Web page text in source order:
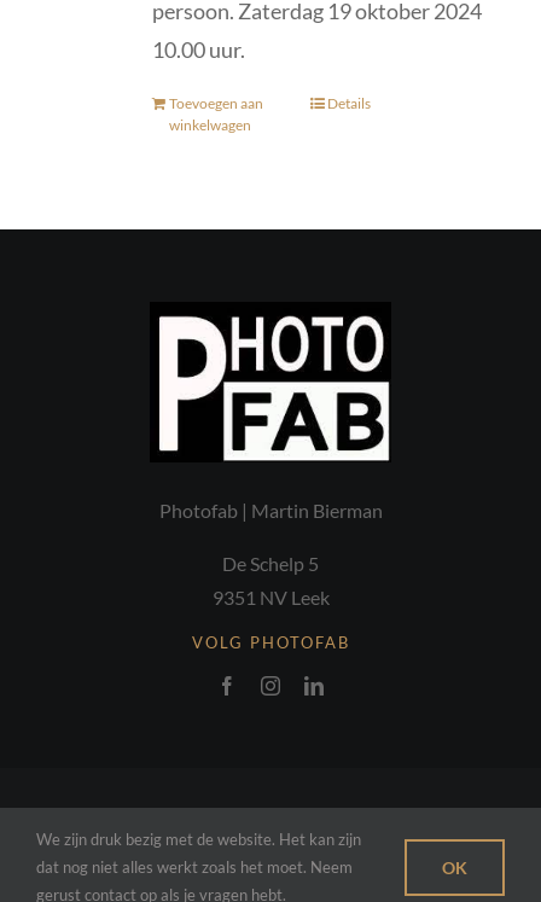
persoon. Zaterdag 19 oktober 2024
10.00 uur.
Toevoegen aan
winkelwagen
Details
Photofab | Martin Bierman
De Schelp 5
9351 NV Leek
VOLG PHOTOFAB
© Copyright 2026 | Martin BiermanPhotofab
voorbehouden
We zijn druk bezig met de website. Het kan zijn
dat nog niet alles werkt zoals het moet. Neem
gerust contact op als je vragen hebt.
OK